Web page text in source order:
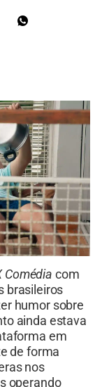
Comédia com
brasileiros
humor sobre
ainda estava
em
de forma
nos
operando